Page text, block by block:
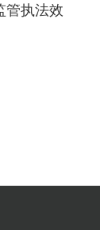
管执法效